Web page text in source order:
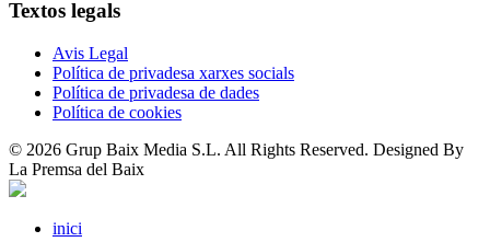
Textos legals
Avis Legal
Política de privadesa xarxes socials
Política de privadesa de dades
Política de cookies
© 2026 Grup Baix Media S.L. All Rights Reserved. Designed By
La Premsa del Baix
inici